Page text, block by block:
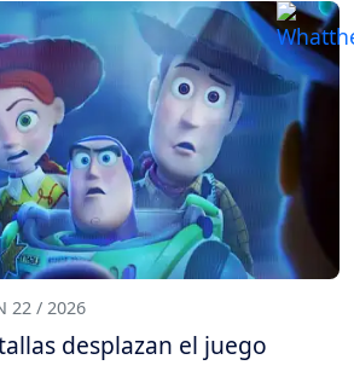
22 / 2026
desplazan el juego